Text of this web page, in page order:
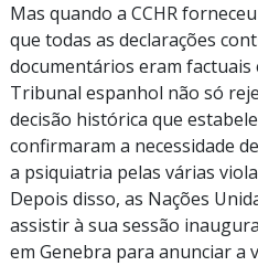
Mas quando a CCHR
que todas as declarações
documentários eram factuais
Tribunal espanhol não só
decisão histórica que
confirmaram a necessidade
a psiquiatria pelas várias
Depois disso, as Nações
assistir à sua sessão
em Genebra para anunciar a